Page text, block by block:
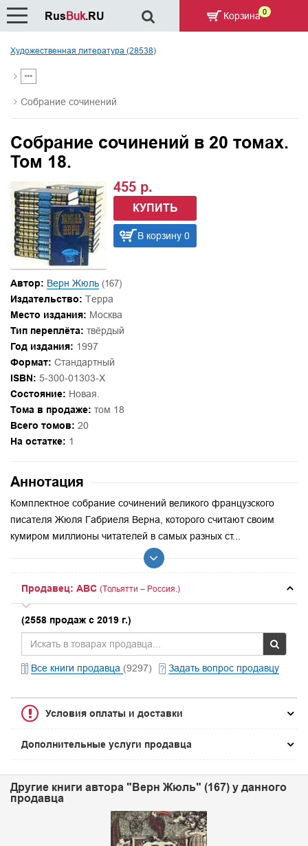
Художественная литература (28538)
Собрание сочинений
Собрание сочинений в 20 томах.
Том 18.
455 р.
КУПИТЬ
В корзину 0
Автор: Верн Жюль (167)
Издательство: Терра
Место издания: Москва
Тип переплёта: твёрдый
Год издания: 1997
Формат: Стандартный
ISBN: 5-300-01303-X
Состояние: Новая.
Тома в продаже: том 18
Всего томов: 20
На остатке: 1
Аннотация
Комплектное собрание сочинений великого французского
писателя Жюля Габриеля Верна, которого считают своим
кумиром миллионы читателей в самых разных ст...
Продавец: ABC (Тольятти – Россия.)
(2558 продаж с 2019 г.)
Все книги продавца (9297) Задать вопрос продавцу
Условия оплаты и доставки
Дополнительные услуги продавца
Другие книги автора "Верн Жюль" (167) у данного
продавца
RusBuk.RU Корзина 0